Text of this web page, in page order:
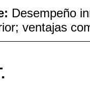
Desempeño
ventajas